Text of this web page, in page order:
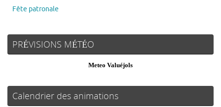
Fête patronale
PRÉVISIONS MÉTÉO
Meteo Valuéjols
Calendrier des animations